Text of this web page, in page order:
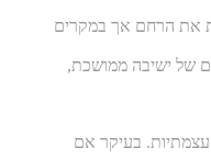
את הרחם אך במקרים
של ישיבה ממושכת,
בעיקר אם